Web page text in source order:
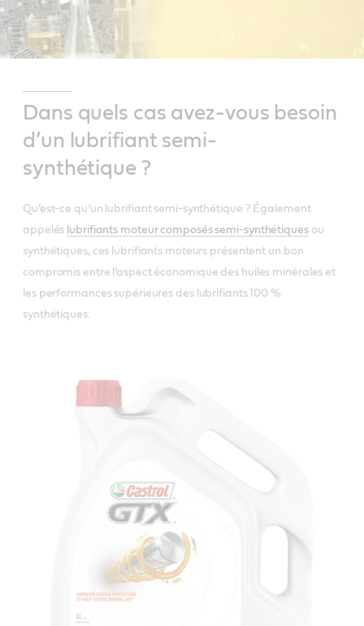
Dans quels cas avez-vous besoin
d’un lubrifiant semi-
synthétique ?
Qu’est-ce qu’un lubrifiant semi-synthétique ? Également
appelés lubrifiants moteur composés semi-synthétiquesou
synthétiques, ces lubrifiants moteurs présentent un bon
compromis entre l’aspect économique des huiles minérales et
les performances supérieures des lubrifiants 100 %
synthétiques.